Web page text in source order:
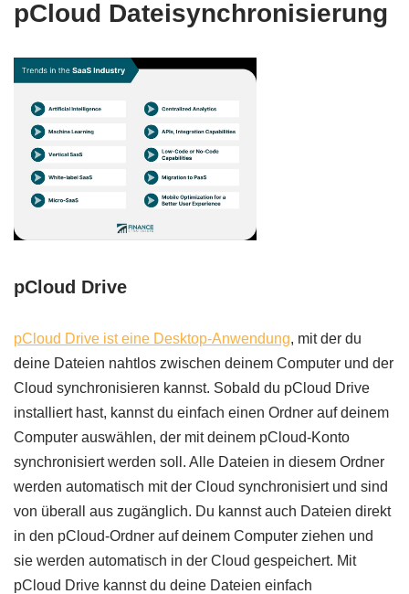
pCloud Dateisynchronisierung
pCloud Drive
pCloud Drive ist eine Desktop-Anwendung, mit der du
deine Dateien nahtlos zwischen deinem Computer und der
Cloud synchronisieren kannst. Sobald du pCloud Drive
installiert hast, kannst du einfach einen Ordner auf deinem
Computer auswählen, der mit deinem pCloud-Konto
synchronisiert werden soll. Alle Dateien in diesem Ordner
werden automatisch mit der Cloud synchronisiert und sind
von überall aus zugänglich. Du kannst auch Dateien direkt
in den pCloud-Ordner auf deinem Computer ziehen und
sie werden automatisch in der Cloud gespeichert. Mit
pCloud Drive kannst du deine Dateien einfach